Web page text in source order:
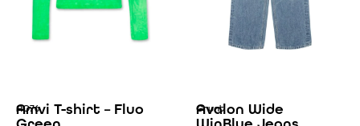
AO76
Amvi T-shirt – Fluo
Grunt
Avalon Wide